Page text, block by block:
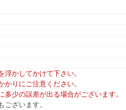
かしてかけて下さい。
りにご注意ください。
少の誤差が出る場合がございます。
ざいます。